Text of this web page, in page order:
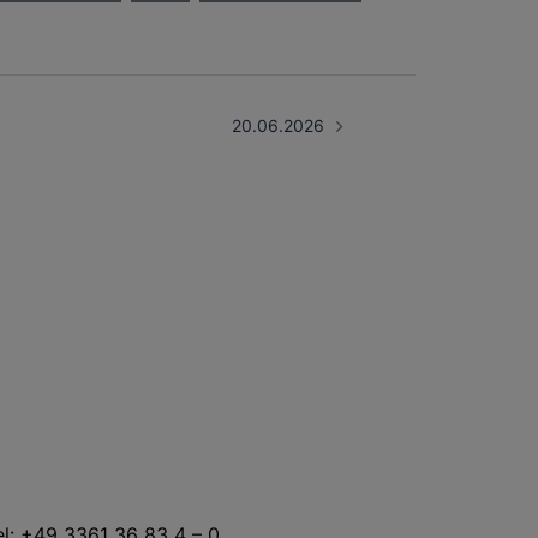
20.06.2026